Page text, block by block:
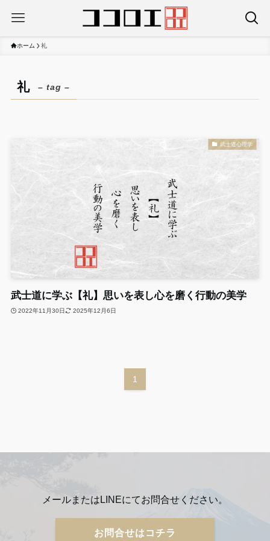
ホーム 礼
礼 – tag –
武士道心理学
武士道に学ぶ【礼】思いを表し心を磨く行動の美学
2022年11月30日 2025年12月6日
1
メールまたはLINEにてお問合せください。
お問合せはコチラ